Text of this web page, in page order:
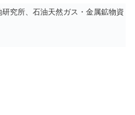
究所、石油天然ガス・金属鉱物資